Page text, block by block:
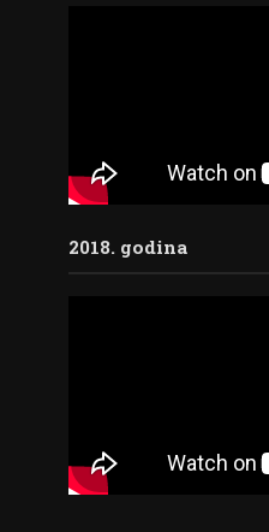
2018. godina